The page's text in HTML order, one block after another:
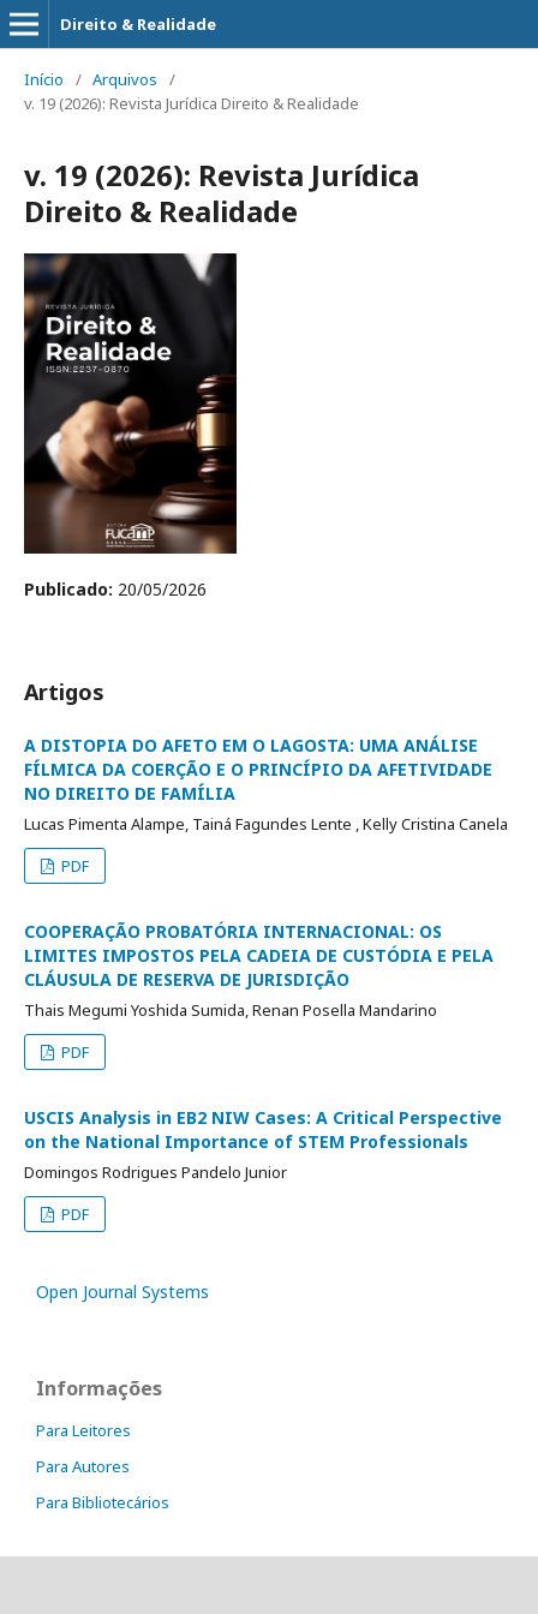
Direito & Realidade
Início / Arquivos
/
v. 19 (2026): Revista Jurídica Direito & Realidade
v. 19 (2026): Revista Jurídica
Direito & Realidade
Publicado: 20/05/2026
Artigos
A DISTOPIA DO AFETO EM O LAGOSTA: UMA ANÁLISE
FÍLMICA DA COERÇÃO E O PRINCÍPIO DA AFETIVIDADE
NO DIREITO DE FAMÍLIA
Lucas Pimenta Alampe, Tainá Fagundes Lente , Kelly Cristina Canela
PDF
COOPERAÇÃO PROBATÓRIA INTERNACIONAL: OS
LIMITES IMPOSTOS PELA CADEIA DE CUSTÓDIA E PELA
CLÁUSULA DE RESERVA DE JURISDIÇÃO
Thais Megumi Yoshida Sumida, Renan Posella Mandarino
PDF
USCIS Analysis in EB2 NIW Cases: A Critical Perspective
on the National Importance of STEM Professionals
Domingos Rodrigues Pandelo Junior
PDF
Open Journal Systems
Informações
Para Leitores
Para Autores
Para Bibliotecários